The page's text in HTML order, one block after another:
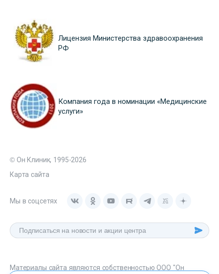
Лицензия Министерства здравоохранения
РФ
Компания года в номинации «Медицинские
услуги»
© Он Клиник, 1995-2026
Карта сайта
Мы в соцсетях
Материалы сайта являются собственностью ООО "Он